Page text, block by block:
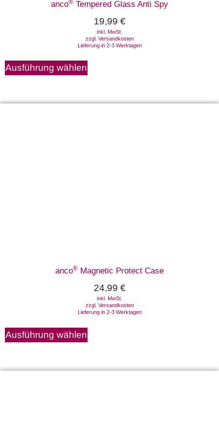
anco® Tempered Glass Anti Spy
19,99 €
inkl. MwSt.
zzgl. Versandkosten
Lieferung in 2-3 Werktagen
Ausführung wählen
anco® Magnetic Protect Case
24,99 €
inkl. MwSt.
zzgl. Versandkosten
Lieferung in 2-3 Werktagen
Ausführung wählen